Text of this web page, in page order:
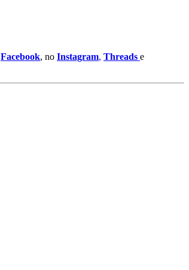
Facebook, no Instagram, Threads e